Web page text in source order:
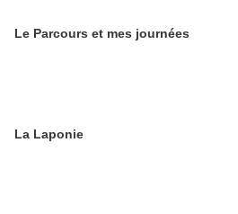
Le Parcours et mes journées
La Laponie